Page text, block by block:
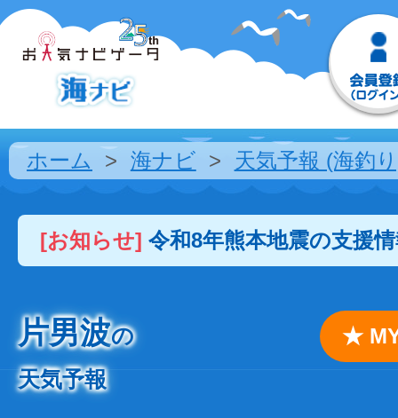
ホーム 海ナビ 天気予報 (海釣
[お知らせ] 令和8年熊本地震の支援
片男波の
天気予報
★